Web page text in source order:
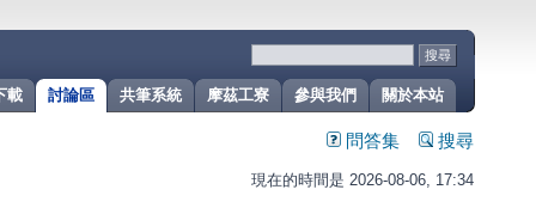
關於本站
參與我們
摩茲工寮
共筆系統
討論區
載
問答集 搜尋
現在的時間是 2026-08-06, 17:34